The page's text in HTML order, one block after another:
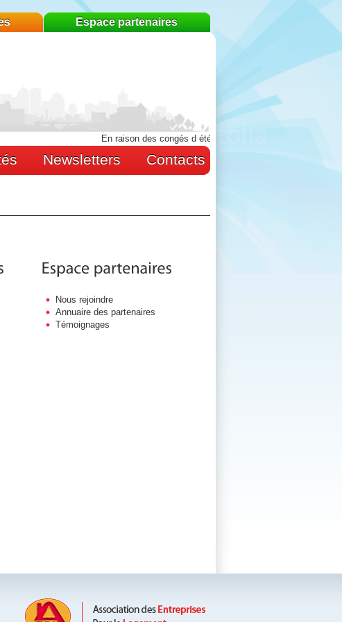
Espace partenaires
En raison des congés d été, l AEPL sera fermée du 3 au
Newsletters Contacts
Nous rejoindre
Annuaire des partenaires
Témoignages